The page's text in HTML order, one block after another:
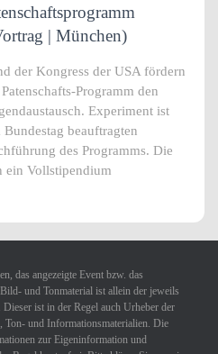
| München)
der Kongress der USA fördern
Programm den
Experiment ist
beauftragten
des Programms. Die
ein Vollstipendium
das angezeigte Event bzw. das
und Tonmaterial ist allein der jeweils
ist in der Regel auch Urheber der
Ton- und Informationsmaterialien. Die
zur Eigeninformation und